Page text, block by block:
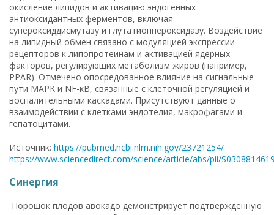
окисление липидов и активацию эндогенных
антиоксидантных ферментов, включая
супероксиддисмутазу и глутатионпероксидазу. Воздействие
на липидный обмен связано с модуляцией экспрессии
рецепторов к липопротеинам и активацией ядерных
факторов, регулирующих метаболизм жиров (например,
PPAR). Отмечено опосредованное влияние на сигнальные
пути MAPK и NF-κB, связанные с клеточной регуляцией и
воспалительными каскадами. Присутствуют данные о
взаимодействии с клетками эндотелия, макрофагами и
гепатоцитами.
Источник: https://pubmed.ncbi.nlm.nih.gov/23721254/
https://www.sciencedirect.com/science/article/abs/pii/
Синергия
Порошок плодов авокадо демонстрирует подтверждённую